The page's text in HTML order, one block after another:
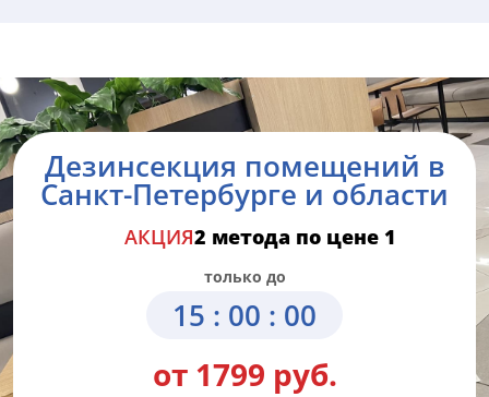
Дезинсекция помещений в
Санкт-Петербурге и области
АКЦИЯ2 метода по цене 1
только до
15 : 00 : 00
от 1799 руб.